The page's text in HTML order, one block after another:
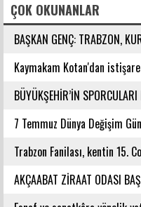
ÇOK OKUNANLAR
BAŞKAN GENÇ: TRABZON,
GELEN ŞEHİRLERİNDENDİR
Kaymakam Kotan'dan
BÜYÜKŞEHİR’İN
7 Temmuz Dünya Değişim
Trabzon Fanilası, kentin 15.
AKÇAABAT ZİRAAT ODASI